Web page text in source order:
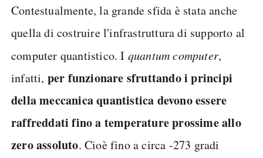
Contestualmente, la grande sfida è stata anche
quella di costruire l'infrastruttura di supporto al
computer quantistico. I quantum computer,
infatti, per funzionare sfruttando i principi
della meccanica quantistica devono essere
raffreddati fino a temperature prossime allo
zero assoluto. Cioè fino a circa -273 gradi